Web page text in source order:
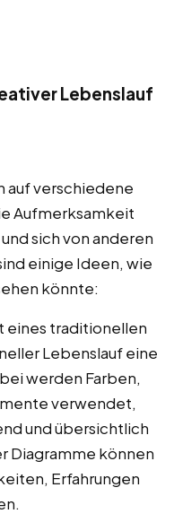
Lebenslauf
auf verschiedene
Aufmerksamkeit
sich von anderen
einige Ideen, wie
könnte:
eines traditionellen
Lebenslauf eine
werden Farben,
verwendet,
und übersichtlich
Diagramme können
Erfahrungen